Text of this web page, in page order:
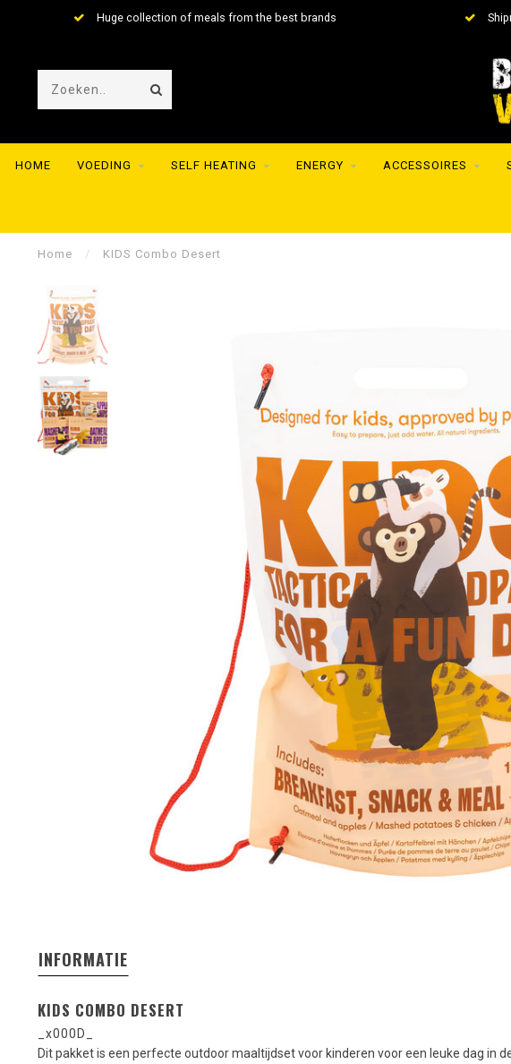
Huge collection of meals from the best brands
HOME VOEDING SELF HEATING ENERGY ACCESSOIRES
Home / KIDS Combo Desert
INFORMATIE
KIDS COMBO DESERT
_x000D_
Dit pakket is een perfecte outdoor maaltijdset voor kinderen voor een leuke dag in